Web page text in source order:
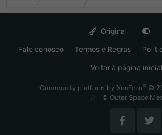
Original
Fale conosco
Termos e Regras
Voltar à página inicial
Community platform by XenForo® ©
© Outer Space